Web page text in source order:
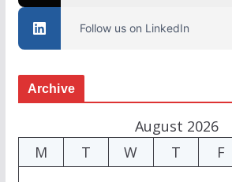
Follow us on LinkedIn
Archive
August 2026
M
T W T F